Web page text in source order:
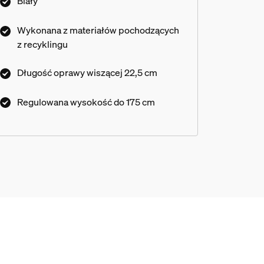
Wykonana z materiałów pochodzących
z recyklingu
Długość oprawy wiszącej 22,5 cm
Regulowana wysokość do 175 cm